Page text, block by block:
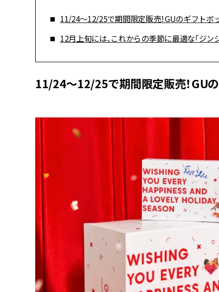
11/24〜12/25で期間限定販売！GUのギフトボ
12月上旬には、これからの季節に最適な「ジン
11/24〜12/25で期間限定販売！GU